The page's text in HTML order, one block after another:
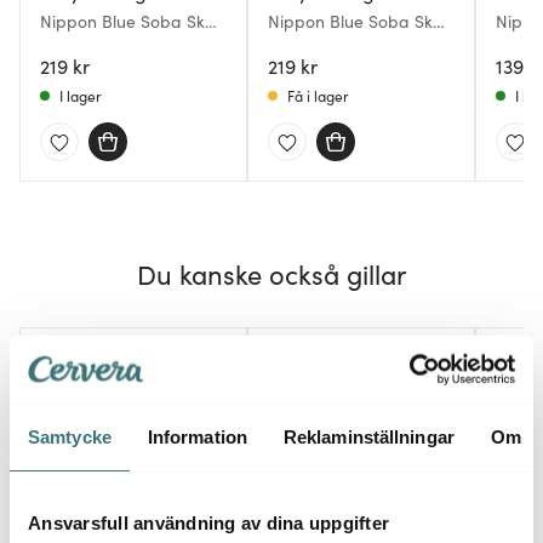
Samtycke Information Reklaminställningar Om
Ansvarsfull användning av dina uppgifter
Nippon Blue Soba Skål
219 kr
I lager
Nippon Blue Soba Skål
219 kr
Få i lager
139
I
Du kanske också gillar